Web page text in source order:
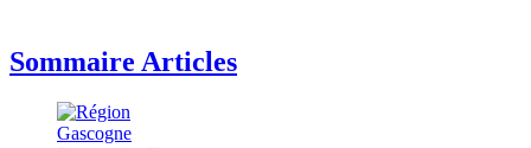
Sommaire Articles